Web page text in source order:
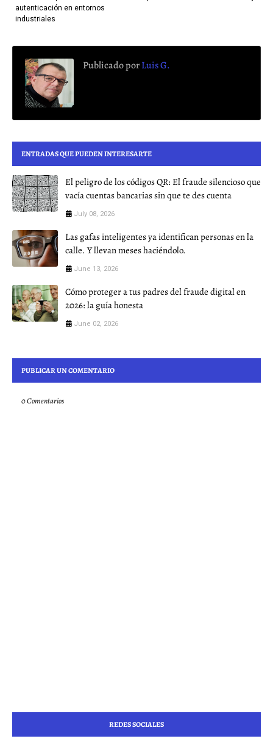
autenticación en entornos
industriales
Publicado porLuis G.
ENTRADAS QUE PUEDEN INTERESARTE
El peligro de los códigos QR: El fraude silencioso que
vacía cuentas bancarias sin que te des cuenta
July 08, 2026
Las gafas inteligentes ya identifican personas en la
calle. Y llevan meses haciéndolo.
June 13, 2026
Cómo proteger a tus padres del fraude digital en
2026: la guía honesta
June 02, 2026
PUBLICAR UN COMENTARIO
0 Comentarios
REDES SOCIALES